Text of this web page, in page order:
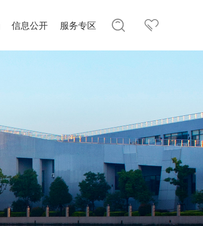
信息公开 服务专区